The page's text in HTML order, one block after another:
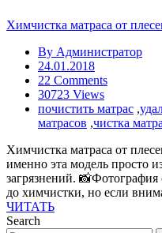
Химчистка матраса от
By Администратор
24.01.2018
22 Comments
30723 Views
почистить матрас ,
матрасов ,чистка
Химчистка матраса от
именно эта модель просто
загрязнений. 📸Фотография
до химчистки, но если
ЧИТАТЬ
Search